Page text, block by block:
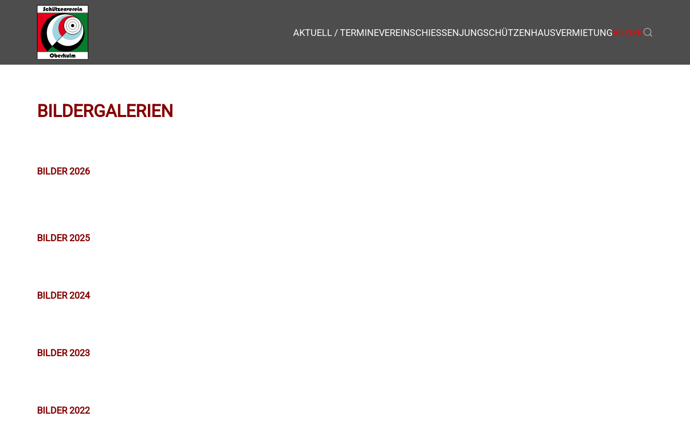
Zum Hauptinhalt springen AKTUELL / TERMINEVEREINSCHIESSENJUNGSCHÜTZENHAUSVERMIETUNGBILDER
BILDERGALERIEN
BILDER 2026
BILDER 2025
BILDER 2024
BILDER 2023
BILDER 2022